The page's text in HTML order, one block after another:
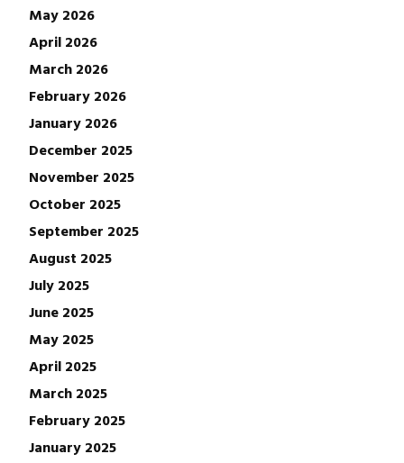
May 2026
April 2026
March 2026
February 2026
January 2026
December 2025
November 2025
October 2025
September 2025
August 2025
July 2025
June 2025
May 2025
April 2025
March 2025
February 2025
January 2025